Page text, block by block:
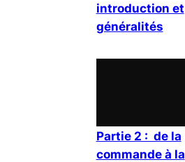
introduction et
généralités
Partie 2 : de la
commande à la